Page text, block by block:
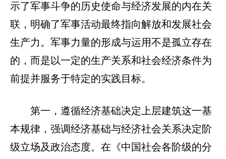
示了军事斗争的历史使命与经济发展的内在关
联，明确了军事活动最终指向解放和发展社会
生产力。军事力量的形成与运用不是孤立存在
的，而是以一定的生产关系和社会经济条件为
前提并服务于特定的实践目标。
第一，遵循经济基础决定上层建筑这一基
本规律，强调经济基础与经济社会关系决定阶
级立场及政治态度。在《中国社会各阶级的分